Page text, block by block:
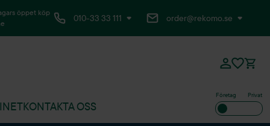
öppet köp
010-33 33 111 order@rekomo.se
KONTAKTA OSS
Företag Privat